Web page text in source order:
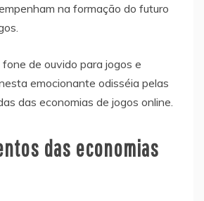
na formação do futuro
de ouvido para jogos e
emocionante odisséia pelas
das economias de jogos online.
das economias